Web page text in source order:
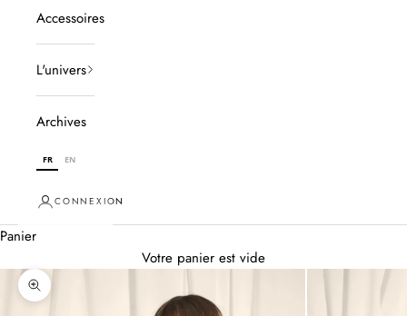
Accessoires
L'univers
Archives
FR EN
CONNEXION
Panier
Votre panier est vide
Zoomer sur l'image